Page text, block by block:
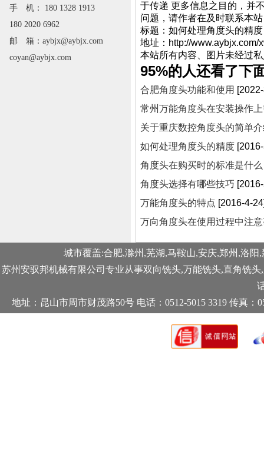
手 机： 180 1328 1913
180 2020 6962
邮 箱：aybjx@aybjx.com
coyan@aybjx.com
于传递 更多信息之目的，并
问题，请作者在及时联系本
标题：如何处理角度
地址：http://www.aybjx.com/
本站所有内容、图片未经过
95%的人还看了下
合肥角度头功能和使用
常州万能角度头在安装操作
关于重庆数控角度头的简单
如何处理角度头的精度
角度头在购买时的标准是什么
角度头选择有哪些技巧
万能角度头的特点 [2016-4-
万向角度头在使用过程中注
城市覆盖:合肥,滁州,芜湖,马鞍山,安庆,郑州,洛
苏州安驭邦机械有限公司专业从事双向铣头,万能铣头,直角铣头,
地址：昆山市周市财茂路50号 电话：0512-5015 3319 传真：